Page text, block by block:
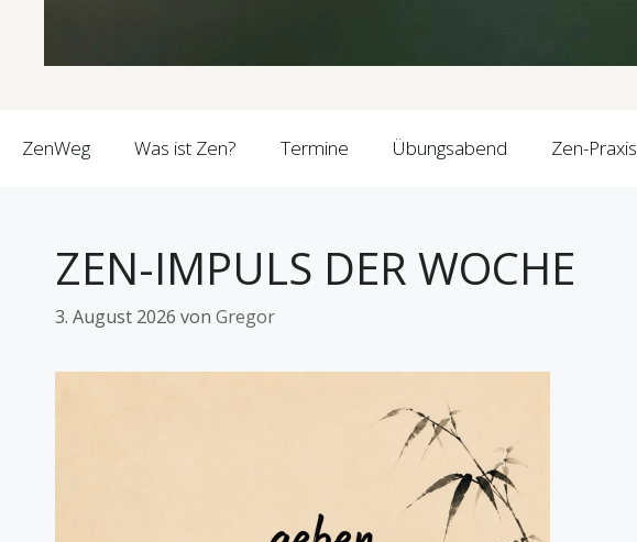
ZenWeg Was ist Zen? Termine Übungsabend Zen-Praxis
ZEN-IMPULS DER WOCHE
3. August 2026 von Gregor